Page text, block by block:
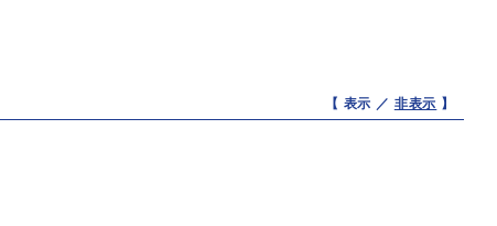
【 表示 ／ 非表示 】